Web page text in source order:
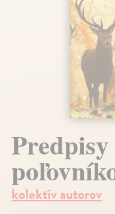
kolektív autorov